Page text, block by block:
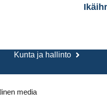
Kunta ja hallinto
media